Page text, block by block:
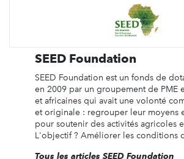
SEED Foundation
SEED Foundation est un fonds de
en 2009 par un groupement de PME
et africaines qui avait une volonté
et originale : regrouper leur moyens
pour soutenir des activités agricoles
L'objectif ? Améliorer les conditions
Tous les articles SEED Foundation